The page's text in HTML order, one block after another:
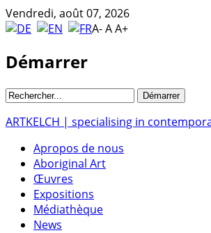
Vendredi, août 07, 2026
A-AA+
Démarrer
ARTKELCH | specialising in
Apropos de nous
Aboriginal Art
Œuvres
Expositions
Médiathèque
News